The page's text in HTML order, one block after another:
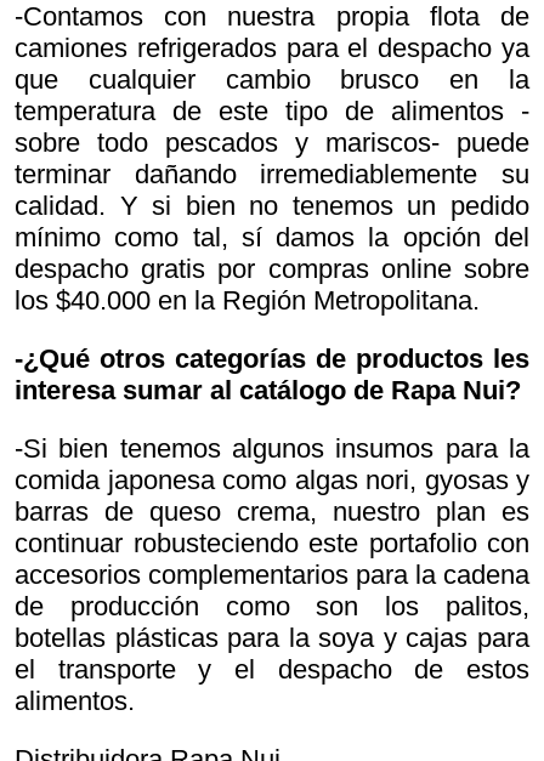
-Contamos con nuestra propia flota de
camiones refrigerados para el despacho ya
que cualquier cambio brusco en la
temperatura de este tipo de alimentos -
sobre todo pescados y mariscos- puede
terminar dañando irremediablemente su
calidad. Y si bien no tenemos un pedido
mínimo como tal, sí damos la opción del
despacho gratis por compras online sobre
los $40.000 en la Región Metropolitana.
-¿Qué otros categorías de productos les
interesa sumar al catálogo de Rapa Nui?
-Si bien tenemos algunos insumos para la
comida japonesa como algas nori, gyosas y
barras de queso crema, nuestro plan es
continuar robusteciendo este portafolio con
accesorios complementarios para la cadena
de producción como son los palitos,
botellas plásticas para la soya y cajas para
el transporte y el despacho de estos
alimentos.